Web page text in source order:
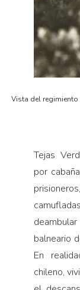
Vista del regimiento
Tejas
por
balneario
En
chileno,